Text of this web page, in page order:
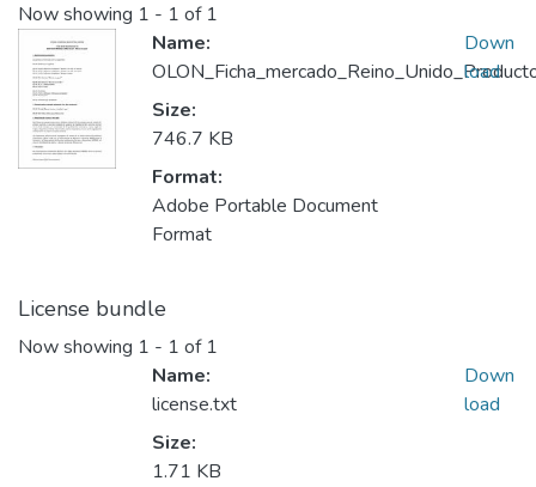
Now showing 1 - 1 of 1
Name:
Size:
746.7 KB
Format:
Adobe Portable Document
Format
Down
load
License bundle
Now showing 1 - 1 of 1
Name:
license.txt
Size:
1.71 KB
Down
load